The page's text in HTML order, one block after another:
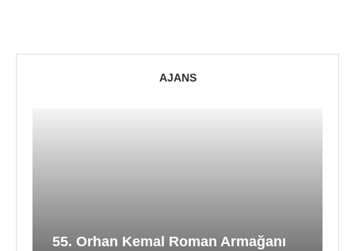
AJANS
55. Orhan Kemal Roman Armağanı